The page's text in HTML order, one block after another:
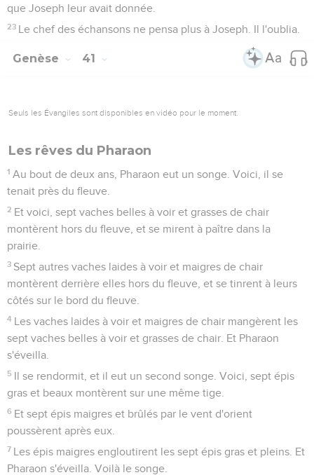
que Joseph leur avait donnée.
23 Le chef des échansons ne pensa plus à Joseph. Il l'oublia.
Genèse 41
Seuls les Évangiles sont disponibles en vidéo pour le moment.
Les rêves du Pharaon
1 Au bout de deux ans, Pharaon eut un songe. Voici, il se
tenait près du fleuve.
2 Et voici, sept vaches belles à voir et grasses de chair
montèrent hors du fleuve, et se mirent à paître dans la
prairie.
3 Sept autres vaches laides à voir et maigres de chair
montèrent derrière elles hors du fleuve, et se tinrent à leurs
côtés sur le bord du fleuve.
4 Les vaches laides à voir et maigres de chair mangèrent les
sept vaches belles à voir et grasses de chair. Et Pharaon
s'éveilla.
5 Il se rendormit, et il eut un second songe. Voici, sept épis
gras et beaux montèrent sur une même tige.
6 Et sept épis maigres et brûlés par le vent d'orient
poussèrent après eux.
7 Les épis maigres engloutirent les sept épis gras et pleins. Et
Pharaon s'éveilla. Voilà le songe.